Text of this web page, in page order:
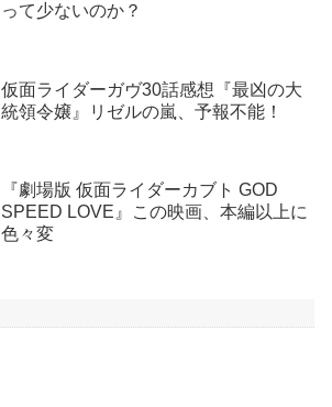
って少ないのか？
仮面ライダーガヴ30話感想『最凶の大
統領令嬢』リゼルの嵐、予報不能！
『劇場版 仮面ライダーカブト GOD
SPEED LOVE』この映画、本編以上に
色々変